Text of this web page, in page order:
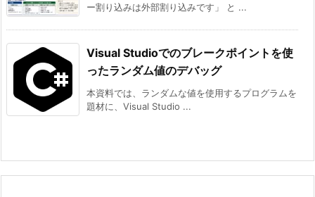
ー割り込みは外部割り込みです」 と ...
Visual Studioでのブレークポイントを使
ったランダム値のデバッグ
本資料では、ランダムな値を使用するプログラムを
題材に、Visual Studio ...